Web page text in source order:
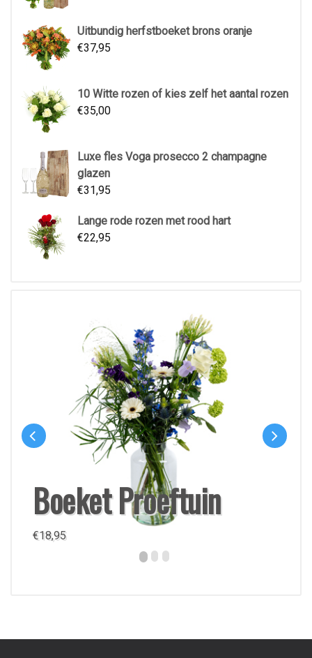
Uitbundig herfstboeket brons oranje
€37,95
10 Witte rozen of kies zelf het aantal rozen
€35,00
Luxe fles Voga prosecco 2 champagne
glazen
€31,95
Lange rode rozen met rood hart
€22,95
Boeket Proeftuin
€18,95